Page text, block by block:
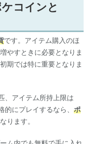
コインと
です。アイテム購入のほ
やすときに必要となりま
期では特に重要となりま
、アイテム所持上限は
的にプレイするなら、ポ
ります。